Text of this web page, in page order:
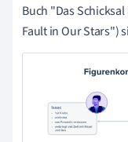
Buch "Das
Fault in Our Stars")